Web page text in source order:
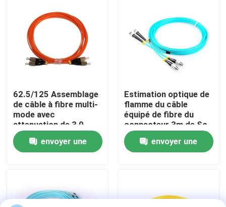
A propos de nous
Contrôle de la qualité
Demande de soumission
Corde de correction de câble de fibre
62.5/125 Assemblage
de câble à fibre multi-
mode avec
attenuation de 3,0
dB/km
envoyer une
Estimation optique de
flamme du câble
équipé de fibre du
connecteur 3m de Sc
de St de LC IEC60332-
1
envoyer une